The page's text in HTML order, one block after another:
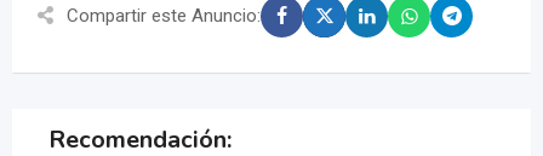
Compartir este Anuncio:
Recomendación: